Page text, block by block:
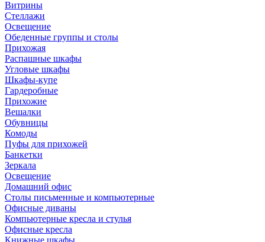
Витрины
Стеллажи
Освещение
Обеденные группы и столы
Прихожая
Распашные шкафы
Угловые шкафы
Шкафы-купе
Гардеробные
Прихожие
Вешалки
Обувницы
Комоды
Пуфы для прихожей
Банкетки
Зеркала
Освещение
Домашний офис
Столы письменные и компьютерные
Офисные диваны
Компьютерные кресла и стулья
Офисные кресла
Книжные шкафы